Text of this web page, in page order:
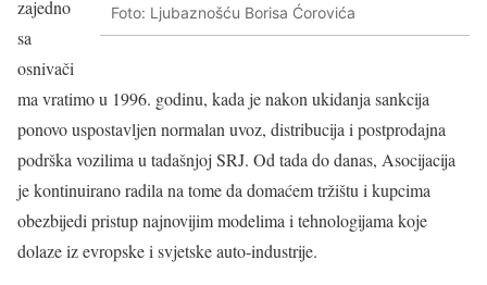
Foto: Ljubaznošću Borisa Ćorovića
zajedno
sa
osnivači
ma vratimo u 1996. godinu, kada je nakon ukidanja sankcija
ponovo uspostavljen normalan uvoz, distribucija i postprodajna
podrška vozilima u tadašnjoj SRJ. Od tada do danas, Asocijacija
je kontinuirano radila na tome da domaćem tržištu i kupcima
obezbijedi pristup najnovijim modelima i tehnologijama koje
dolaze iz evropske i svjetske auto-industrije.